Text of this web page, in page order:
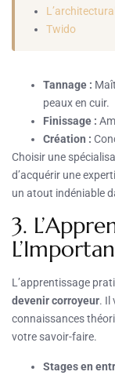
Twido
Tannage :
peaux en cuir.
Finissage :
Création :
Choisir une
d’acquérir une
un atout indéniable
3.
L’apprentissage
devenir corroyeur. Il
connaissances
votre savoir-faire.
Stages en